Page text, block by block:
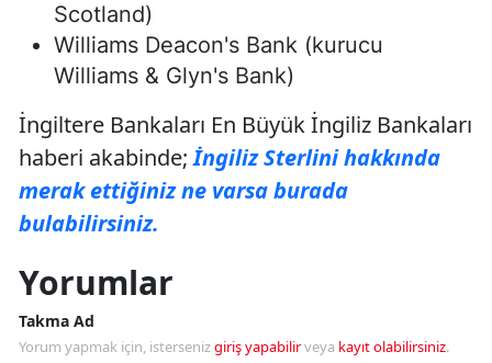
Scotland)
Williams Deacon's Bank (kurucu
Williams & Glyn's Bank)
İngiltere Bankaları En Büyük İngiliz Bankaları
haberi akabinde;İngiliz Sterlini hakkında
merak ettiğiniz ne varsa burada
bulabilirsiniz.
Yorumlar
Takma Ad
Yorum yapmak için, istersenizgiriş yapabilirveya kayıt olabilirsiniz.